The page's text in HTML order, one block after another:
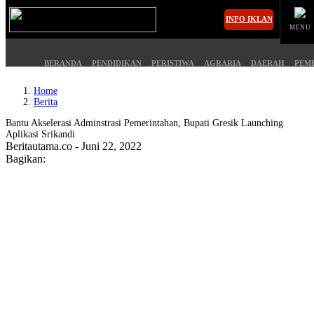
BERANDA
PENDIDIKAN
INFO IKLAN
MENU
BERANDA PENDIDIKAN PERISTIWA AGRARIA DAERAH
Home
Berita
Bantu Akselerasi Adminstrasi Pemerintahan, Bupati Gresik Launching
Aplikasi Srikandi
Beritautama.co - Juni 22, 2022
Bagikan: